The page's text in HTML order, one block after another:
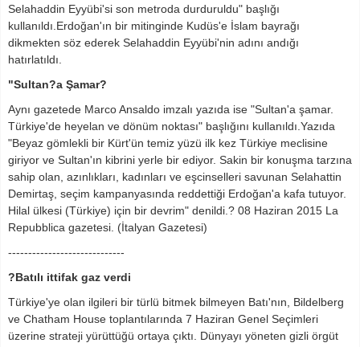
Selahaddin Eyyübi'si son metroda durduruldu" başlığı
kullanıldı.Erdoğan'ın bir mitinginde Kudüs'e İslam bayrağı
dikmekten söz ederek Selahaddin Eyyübi'nin adını andığı
hatırlatıldı.
"Sultan?a Şamar?
Aynı gazetede Marco Ansaldo imzalı yazıda ise "Sultan'a şamar.
Türkiye'de heyelan ve dönüm noktası" başlığını kullanıldı.Yazıda
"Beyaz gömlekli bir Kürt'ün temiz yüzü ilk kez Türkiye meclisine
giriyor ve Sultan'ın kibrini yerle bir ediyor. Sakin bir konuşma tarzına
sahip olan, azınlıkları, kadınları ve eşcinselleri savunan Selahattin
Demirtaş, seçim kampanyasında reddettiği Erdoğan'a kafa tutuyor.
Hilal ülkesi (Türkiye) için bir devrim" denildi.? 08 Haziran 2015 La
Repubblica gazetesi. (İtalyan Gazetesi)
-----------------------------
?Batılı ittifak gaz verdi
Türkiye'ye olan ilgileri bir türlü bitmek bilmeyen Batı'nın, Bildelberg
ve Chatham House toplantılarında 7 Haziran Genel Seçimleri
üzerine strateji yürüttüğü ortaya çıktı. Dünyayı yöneten gizli örgüt